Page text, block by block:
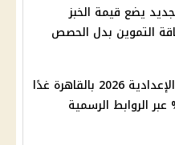
يضع قيمة الخبز
التموين بدل الحصص
نتيجة الشهادة الإعدادية 2026 بالقاهرة غدًا